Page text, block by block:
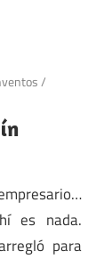
/
es nada.
para